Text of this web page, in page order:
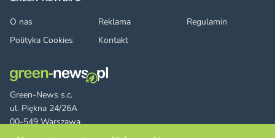
Green-News s.c.
ul. Piękna 24/26A
00-549 Warszawa
O nas
Reklama
Regulamin
Polityka Cookies
Kontakt